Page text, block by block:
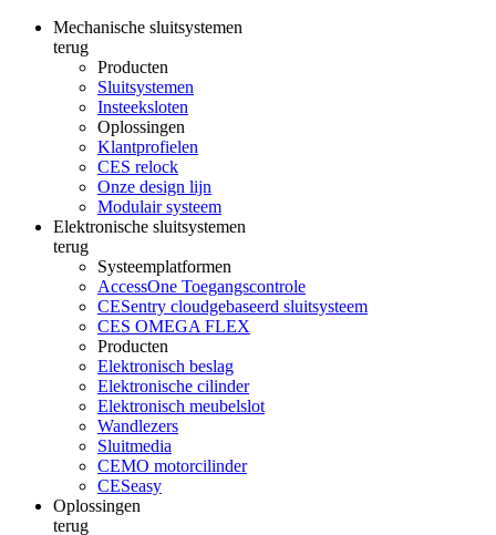
Mechanische sluitsystemen
terug
Producten
Sluitsystemen
Insteeksloten
Oplossingen
Klantprofielen
CES relock
Onze design lijn
Modulair systeem
Elektronische sluitsystemen
terug
Systeemplatformen
AccessOne Toegangscontrole
CESentry cloudgebaseerd sluitsysteem
CES OMEGA FLEX
Producten
Elektronisch beslag
Elektronische cilinder
Elektronisch meubelslot
Wandlezers
Sluitmedia
CEMO motorcilinder
CESeasy
Oplossingen
terug